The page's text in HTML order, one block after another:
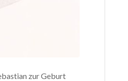
zur Geburt